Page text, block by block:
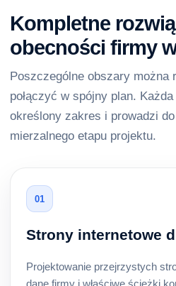
Kompletne
obecności firmy
Poszczególne obszary można
połączyć w spójny plan.
określony zakres i prowadzi
mierzalnego etapu projektu.
01
Strony internetowe
Projektowanie przejrzystych
dane firmy i właściwe ścieżki